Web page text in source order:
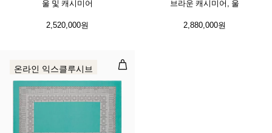
울 및 캐시미어
2,520,000원
브라운 캐시미어, 울
2,880,000원
블랭킷, 티파니 블루와 커넬리언 울
온라인 익스클루시브